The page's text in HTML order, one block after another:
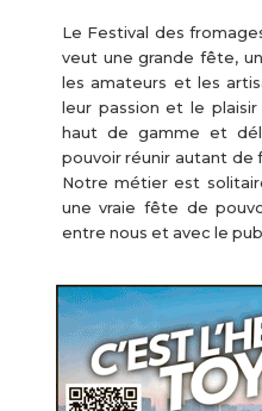
Le Festival des
veut une grande fête,
les amateurs et les
leur passion et le
haut de gamme et
pouvoir réunir autant de
Notre métier est
une vraie fête de
entre nous et avec le